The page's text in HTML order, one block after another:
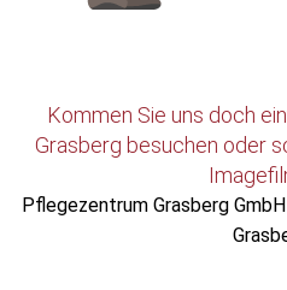
Kommen Sie uns doch
Grasberg besuchen oder
Pflegezentrum Grasberg